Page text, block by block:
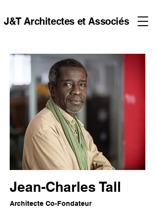
J&T Architectes et Associés
Jean-Charles Tall
Architecte Co-Fondateur